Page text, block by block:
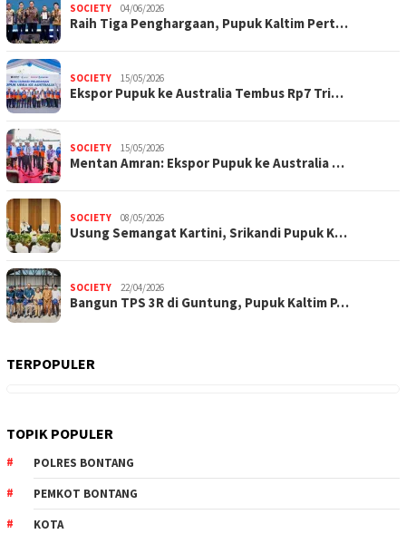
SOCIETY 04/06/2026
Raih Tiga Penghargaan, Pupuk Kaltim Pert…
SOCIETY 15/05/2026
Ekspor Pupuk ke Australia Tembus Rp7 Tri…
SOCIETY 15/05/2026
Mentan Amran: Ekspor Pupuk ke Australia …
SOCIETY 08/05/2026
Usung Semangat Kartini, Srikandi Pupuk K…
SOCIETY 22/04/2026
Bangun TPS 3R di Guntung, Pupuk Kaltim P…
TERPOPULER
TOPIK POPULER
POLRES BONTANG
PEMKOT BONTANG
KOTA